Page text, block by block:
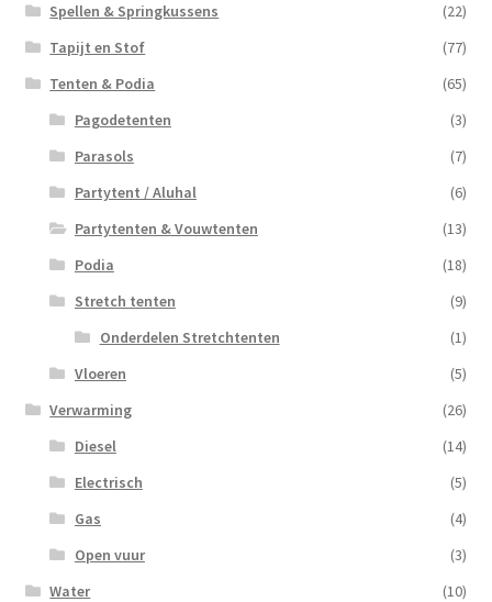
Spellen & Springkussens
(22)
Tapijt en Stof
(77)
Tenten & Podia
(65)
Pagodetenten
(3)
Parasols
(7)
Partytent / Aluhal
(6)
Partytenten & Vouwtenten
(13)
Podia
(18)
Stretch tenten
(9)
Onderdelen Stretchtenten
(1)
Vloeren
(5)
Verwarming
(26)
Diesel
(14)
Electrisch
(5)
Gas
(4)
Open vuur
(3)
Water
(10)